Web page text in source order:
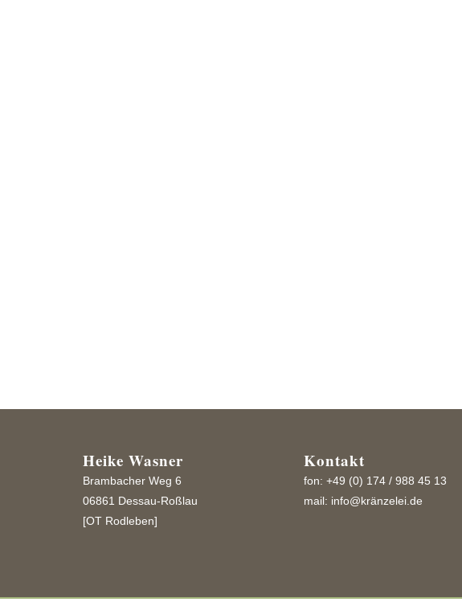
Heike Wasner
Brambacher Weg 6
06861 Dessau-Roßlau
[OT Rodleben]
Kontakt
fon: +49 (0) 174 / 988 45 13
mail: info@kränzelei.de